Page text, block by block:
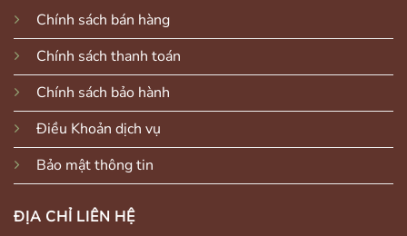
Chính sách bán hàng
Chính sách thanh toán
Chính sách bảo hành
Điều Khoản dịch vụ
Bảo mật thông tin
ĐỊA CHỈ LIÊN HỆ